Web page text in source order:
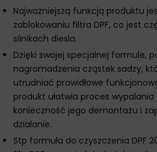
Najważniejszą funkcją produktu
zablokowaniu filtra DPF, co jest
silnikach diesla.
Dzięki swojej specjalnej formule,
nagromadzenia cząstek sadzy,
utrudniać prawidłowe
produkt ułatwia proces
konieczność jego demontażu i
działanie.
Stp formuła do czyszczenia DPF